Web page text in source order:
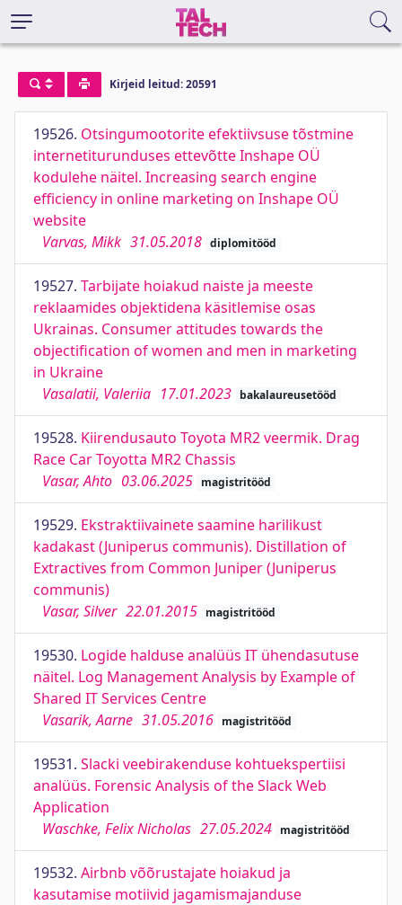
Kirjeid leitud: 20591
19526. Otsingumootorite efektiivsuse tõstmine
internetiturunduses ettevõtte Inshape OÜ
kodulehe näitel. Increasing search engine
efficiency in online marketing on Inshape OÜ
website
Varvas, Mikk 31.05.2018 diplomitööd
19527. Tarbijate hoiakud naiste ja meeste
reklaamides objektidena käsitlemise osas
Ukrainas. Consumer attitudes towards the
objectification of women and men in marketing
in Ukraine
Vasalatii, Valeriia 17.01.2023 bakalaureusetööd
19528. Kiirendusauto Toyota MR2 veermik. Drag
Race Car Toyotta MR2 Chassis
Vasar, Ahto 03.06.2025 magistritööd
19529. Ekstraktiivainete saamine harilikust
kadakast (Juniperus communis). Distillation of
Extractives from Common Juniper (Juniperus
communis)
Vasar, Silver 22.01.2015 magistritööd
19530. Logide halduse analüüs IT ühendasutuse
näitel. Log Management Analysis by Example of
Shared IT Services Centre
Vasarik, Aarne 31.05.2016 magistritööd
19531. Slacki veebirakenduse kohtuekspertiisi
analüüs. Forensic Analysis of the Slack Web
Application
Waschke, Felix Nicholas 27.05.2024 magistritööd
19532. Airbnb võõrustajate hoiakud ja
kasutamise motiivid jagamismajanduse